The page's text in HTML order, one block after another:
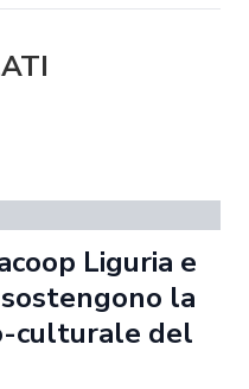
Liguria e
la
culturale del